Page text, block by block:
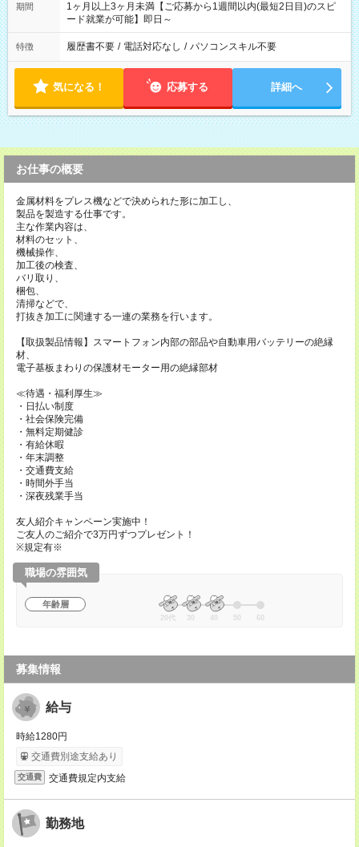
期間
1ヶ月以上3ヶ月未満【ご応募から1週間以内(最短2日目)のスピ
ード就業が可能】即日～
特徴 履歴書不要 / 電話対応なし / パソコンスキル不要
気になる！ 応募する 詳細へ
お仕事の概要
金属材料をプレス機などで決められた形に加工し、
製品を製造する仕事です。
主な作業内容は、
材料のセット、
機械操作、
加工後の検査、
バリ取り、
梱包、
清掃などで、
打抜き加工に関連する一連の業務を行います。
【取扱製品情報】スマートフォン内部の部品や自動車用バッテリーの絶縁
材、
電子基板まわりの保護材モーター用の絶縁部材
≪待遇・福利厚生≫
・日払い制度
・社会保険完備
・無料定期健診
・有給休暇
・年末調整
・交通費支給
・時間外手当
・深夜残業手当
友人紹介キャンペーン実施中！
ご友人のご紹介で3万円ずつプレゼント！
※規定有※
職場の雰囲気
年齢層
20代 30 40 50 60
募集情報
給与
時給1280円
交通費別途支給あり
交通費 交通費規定内支給
勤務地